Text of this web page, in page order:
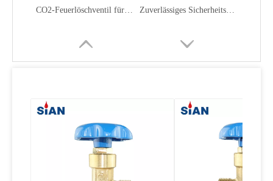
CO2-Feuerlöschventil für die Feuerindustrie Zuverlässiges Sicherheitsentlastungs-LPG-Ventil mit Handrad